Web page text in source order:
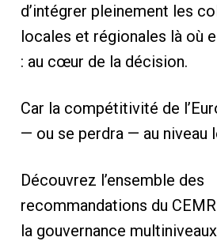
d’intégrer pleinement les
locales et régionales là où
: au cœur de la décision.
Car la compétitivité de
— ou se perdra — au niveau
Découvrez l’ensemble des
recommandations du
la gouvernance